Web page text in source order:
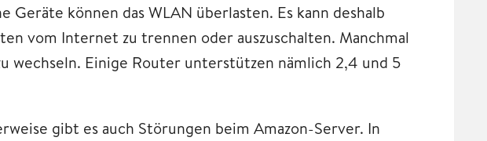
Geräte können das WLAN überlasten. Es kann deshalb
vom Internet zu trennen oder auszuschalten. Manchmal
wechseln. Einige Router unterstützen nämlich 2,4 und 5
gibt es auch Störungen beim Amazon-Server. In